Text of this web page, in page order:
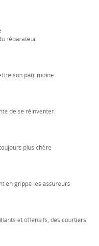
réparateur
son patrimoine
de se réinventer
plus chère
en grippe les assureurs
et offensifs, des courtiers